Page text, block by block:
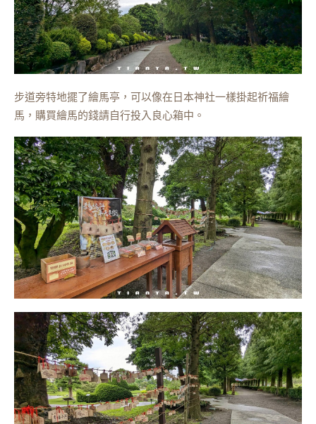
步道旁特地擺了繪馬亭，可以像在日本神社一樣掛起祈福繪
馬，購買繪馬的錢請自行投入良心箱中。